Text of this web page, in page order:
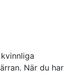
När du har